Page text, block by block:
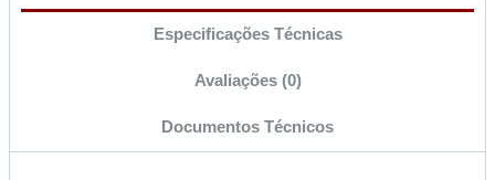
Especificações Técnicas
Avaliações (0)
Documentos Técnicos